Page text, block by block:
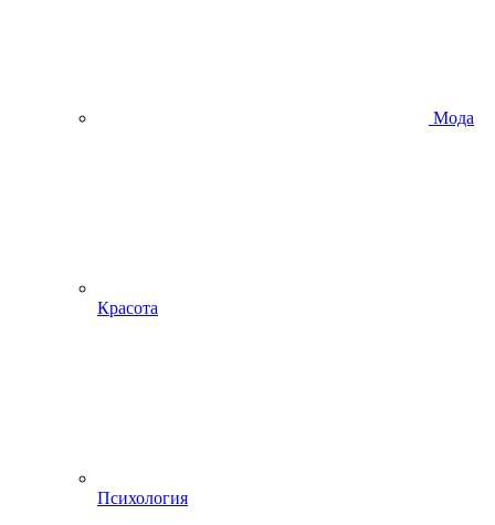
Мода
Красота
Психология